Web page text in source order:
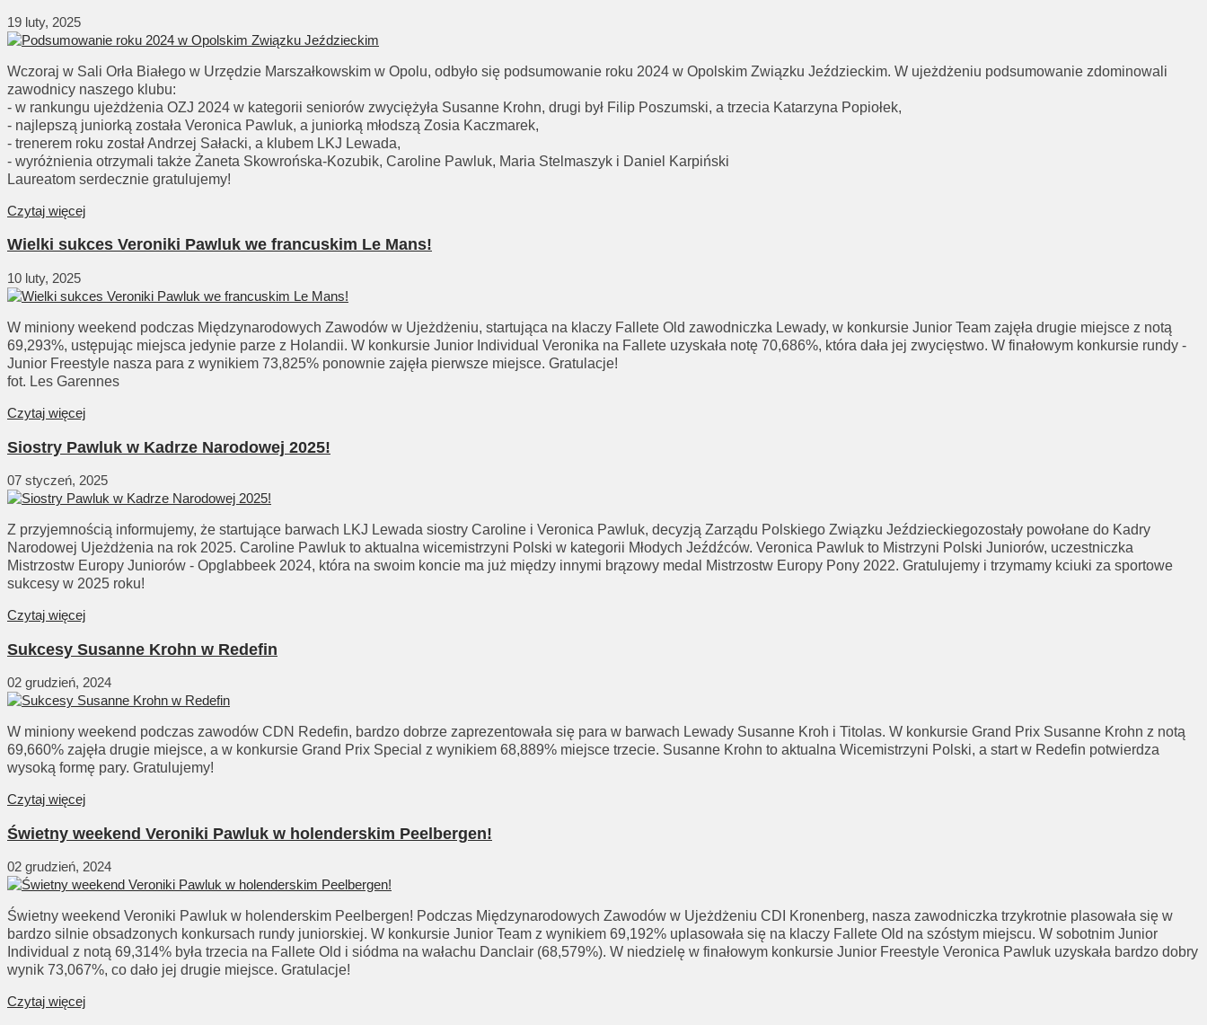
19 luty, 2025
Wczoraj w Sali Orła Białego w Urzędzie Marszałkowskim w Opolu, odbyło się podsumowanie roku 2024 w Opolskim Związku Jeździeckim. W ujeżdżeniu podsumowanie zdominowali
zawodnicy naszego klubu:
- w rankungu ujeżdżenia OZJ 2024 w kategorii seniorów zwyciężyła Susanne Krohn, drugi był Filip Poszumski, a trzecia Katarzyna Popiołek,
- najlepszą juniorką została Veronica Pawluk, a juniorką młodszą Zosia Kaczmarek,
- trenerem roku został Andrzej Sałacki, a klubem LKJ Lewada,
- wyróżnienia otrzymali także Żaneta Skowrońska-Kozubik, Caroline Pawluk, Maria Stelmaszyk i Daniel Karpiński
Laureatom serdecznie gratulujemy!
Czytaj więcej
Wielki sukces Veroniki Pawluk we francuskim Le Mans!
10 luty, 2025
W miniony weekend podczas Międzynarodowych Zawodów w Ujeżdżeniu, startująca na klaczy Fallete Old zawodniczka Lewady, w konkursie Junior Team zajęła drugie miejsce z notą
69,293%, ustępując miejsca jedynie parze z Holandii. W konkursie Junior Individual Veronika na Fallete uzyskała notę 70,686%, która dała jej zwycięstwo. W finałowym konkursie rundy -
Junior Freestyle nasza para z wynikiem 73,825% ponownie zajęła pierwsze miejsce. Gratulacje!
fot. Les Garennes
Czytaj więcej
Siostry Pawluk w Kadrze Narodowej 2025!
07 styczeń, 2025
Z przyjemnością informujemy, że startujące barwach LKJ Lewada siostry Caroline i Veronica Pawluk, decyzją Zarządu Polskiego Związku Jeździeckiegozostały powołane do Kadry
Narodowej Ujeżdżenia na rok 2025. Caroline Pawluk to aktualna wicemistrzyni Polski w kategorii Młodych Jeźdźców. Veronica Pawluk to Mistrzyni Polski Juniorów, uczestniczka
Mistrzostw Europy Juniorów - Opglabbeek 2024, która na swoim koncie ma już między innymi brązowy medal Mistrzostw Europy Pony 2022. Gratulujemy i trzymamy kciuki za sportowe
sukcesy w 2025 roku!
Czytaj więcej
Sukcesy Susanne Krohn w Redefin
02 grudzień, 2024
W miniony weekend podczas zawodów CDN Redefin, bardzo dobrze zaprezentowała się para w barwach Lewady Susanne Kroh i Titolas. W konkursie Grand Prix Susanne Krohn z notą
69,660% zajęła drugie miejsce, a w konkursie Grand Prix Special z wynikiem 68,889% miejsce trzecie. Susanne Krohn to aktualna Wicemistrzyni Polski, a start w Redefin potwierdza
wysoką formę pary. Gratulujemy!
Czytaj więcej
Świetny weekend Veroniki Pawluk w holenderskim Peelbergen!
02 grudzień, 2024
Świetny weekend Veroniki Pawluk w holenderskim Peelbergen! Podczas Międzynarodowych Zawodów w Ujeżdżeniu CDI Kronenberg, nasza zawodniczka trzykrotnie plasowała się w
bardzo silnie obsadzonych konkursach rundy juniorskiej. W konkursie Junior Team z wynikiem 69,192% uplasowała się na klaczy Fallete Old na szóstym miejscu. W sobotnim Junior
Individual z notą 69,314% była trzecia na Fallete Old i siódma na wałachu Danclair (68,579%). W niedzielę w finałowym konkursie Junior Freestyle Veronica Pawluk uzyskała bardzo dobry
wynik 73,067%, co dało jej drugie miejsce. Gratulacje!
Czytaj więcej